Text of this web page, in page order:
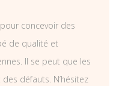
concevoir des
de qualité et
Il se peut que les
défauts. N’hésitez